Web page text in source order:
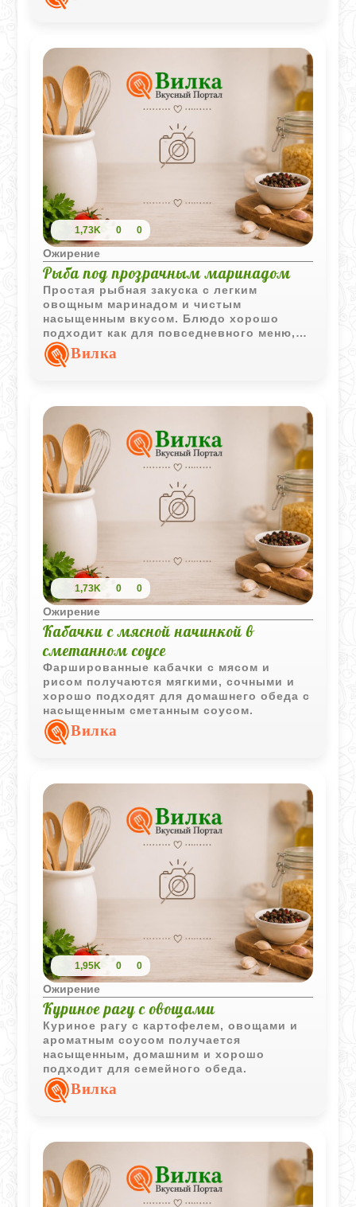
ароматнее.
1,73K 0 0
Ожирение
Рыба под прозрачным маринадом
Простая рыбная закуска с легким
овощным маринадом и чистым
насыщенным вкусом. Блюдо хорошо
подходит как для повседневного меню,
так и для холодной подачи на
праздничный стол.
Вилка
1,73K 0 0
Ожирение
Кабачки с мясной начинкой в
сметанном соусе
Фаршированные кабачки с мясом и
рисом получаются мягкими, сочными и
хорошо подходят для домашнего обеда с
насыщенным сметанным соусом.
Вилка
1,95K 0 0
Ожирение
Куриное рагу с овощами
Куриное рагу с картофелем, овощами и
ароматным соусом получается
насыщенным, домашним и хорошо
подходит для семейного обеда.
Вилка